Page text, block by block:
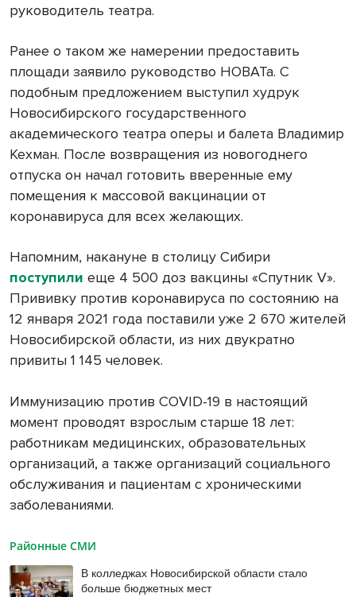
руководитель театра.
Ранее о таком же намерении предоставить
площади заявило руководство НОВАТа. С
подобным предложением выступил худрук
Новосибирского государственного
академического театра оперы и балета Владимир
Кехман. После возвращения из новогоднего
отпуска он начал готовить вверенные ему
помещения к массовой вакцинации от
коронавируса для всех желающих.
Напомним, накануне в столицу Сибири
поступили еще 4 500 доз вакцины «Спутник V».
Прививку против коронавируса по состоянию на
12 января 2021 года поставили уже 2 670 жителей
Новосибирской области, из них двукратно
привиты 1 145 человек.
Иммунизацию против COVID-19 в настоящий
момент проводят взрослым старше 18 лет:
работникам медицинских, образовательных
организаций, а также организаций социального
обслуживания и пациентам с хроническими
заболеваниями.
Районные СМИ
В колледжах Новосибирской области стало
больше бюджетных мест